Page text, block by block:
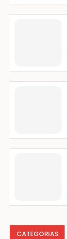
CATEGORIAS